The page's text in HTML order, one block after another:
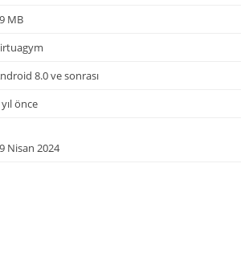
MB
8.0 ve sonrası
önce
Nisan 2024